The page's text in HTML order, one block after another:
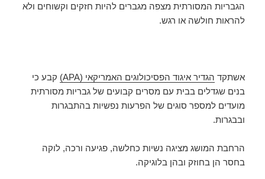
הגבריות המסורתית מצפה מגברים להיות חזקים וקשוחים ולא
להראות חולשה או רגש.
אשתקד הגדיר איגוד הפסיכולוגים האמריקאי (APA)
קבע כי
בנים שגדלים בבית עם מסרים קבועים של גבריות מסורתית
מועדים למספר סוגים של הפרעות נפשיות בהתבגרות
ובבגרות.
הרחבת המושג מציגה נשיות כחלשה, פגיעה ורכה, לוקה
בחסר הן בחוזק ובהן בלוגיקה.